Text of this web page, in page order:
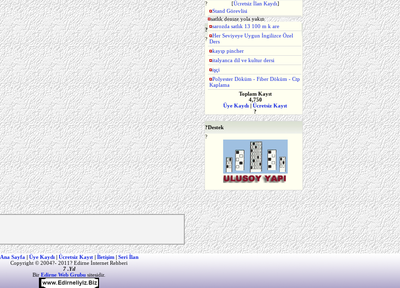
?
[Ücretsiz İlan Kaydı]
Stand Görevlisi
satlık denıze yola yakın
sarozda satlık 13 100 m k are
Her Seviyeye Uygun İngilizce Özel
Ders
kayıp pincher
italyanca dil ve kultur dersi
işçi
Polyester Döküm - Fiber Döküm - Ctp
Kaplama
?Istatistikler
?
Bu Gün
Dün
: 11,359
Toplam
:12,382,499
Toplam Kategori
Toplam Kayıt
4,750
Üye Kaydı | Ücretsiz Kayıt
?
?Destek
?
Ana Sayfa | Üye Kaydı| Ücretsiz Kayıt| İletişim| Seri İlan
Copyright © 2004?- 2011? Edirne İnternet Rehberi
7 .Yıl
Bir Edirne Web Grubu sitesidir.